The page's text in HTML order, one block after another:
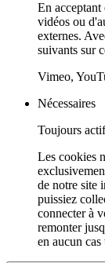
En acceptant
vidéos ou
externes.
suivants sur
Vimeo,
Nécessaires
Toujours actif
Les cookies
de notre site
puissiez
connecter à
remonter
en aucun cas